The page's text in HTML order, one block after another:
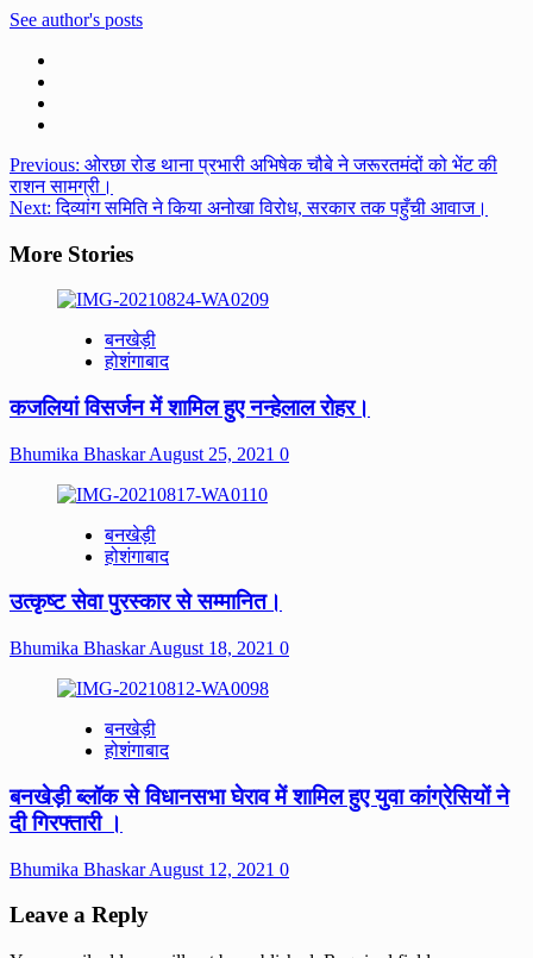
See author's posts
Post
navigation
Previous: ओरछा रोड थाना प्रभारी अभिषेक चौबे ने जरूरतमंदों को भेंट की
राशन सामग्री।
Next:दिव्यांग समिति ने किया अनोखा विरोध, सरकार तक पहुँची आवाज।
More Stories
बनखेड़ी
होशंगाबाद
कजलियां विसर्जन में शामिल हुए नन्हेलाल रोहर।
Bhumika BhaskarAugust 25, 2021 0
बनखेड़ी
होशंगाबाद
उत्कृष्ट सेवा पुरस्कार से सम्मानित।
Bhumika BhaskarAugust 18, 2021 0
बनखेड़ी
होशंगाबाद
बनखेड़ी ब्लॉक से विधानसभा घेराव में शामिल हुए युवा कांग्रेसियों ने
दी गिरफ्तारी ।
Bhumika BhaskarAugust 12, 2021 0
Leave a Reply